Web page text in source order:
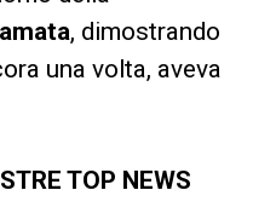
, dimostrando
una volta, aveva
TOP NEWS